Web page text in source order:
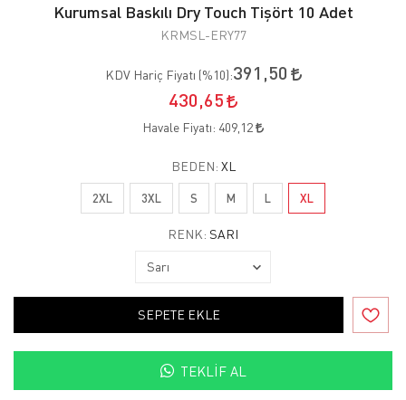
Kurumsal Baskılı Dry Touch Tişört 10 Adet
KRMSL-ERY77
KDV Hariç Fiyatı (%10):391,50
430,65
Havale Fiyatı: 409,12
BEDEN: XL
2XL 3XL S M L XL
RENK: SARI
SEPETE EKLE
TEKLIF AL